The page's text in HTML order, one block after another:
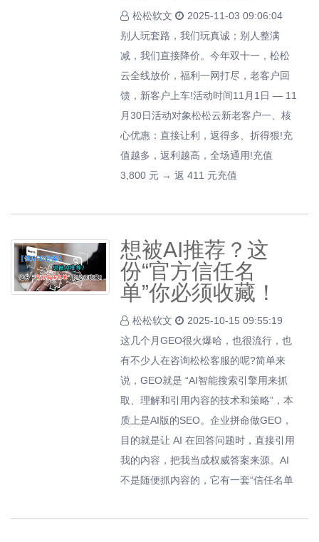
松松软文
2025-11-03 09:06:04
别人玩套路，我们玩真诚；别人整满
减，我们直接降价。今年双十一，松松
云全线放价，福利一网打尽，老客户回
馈，新客户上车!活动时间11月1日 — 11
月30日活动对象松松云新老客户一、核
心优惠：直接让利，返得多、折得狠!充
值越多，返利越高，全场通用!充值
3,800 元 → 返 411 元充值
想被AI推荐？这
份“官方信任名
单”你必须收藏！
松松软文
2025-10-15 09:55:19
这几个月GEO很火爆哈，也很流行，也
有不少人在咨询松松客服的呢?简单来
说，GEO就是 “AI智能搜索引擎用来抓
取、理解和引用内容的技术和策略”，本
质上是AI版的SEO。企业拼命做GEO，
目的就是让 AI 在回答问题时，直接引用
我的内容，把我当成权威答案来源。AI
不是随便抓内容的，它有一套“信任名单